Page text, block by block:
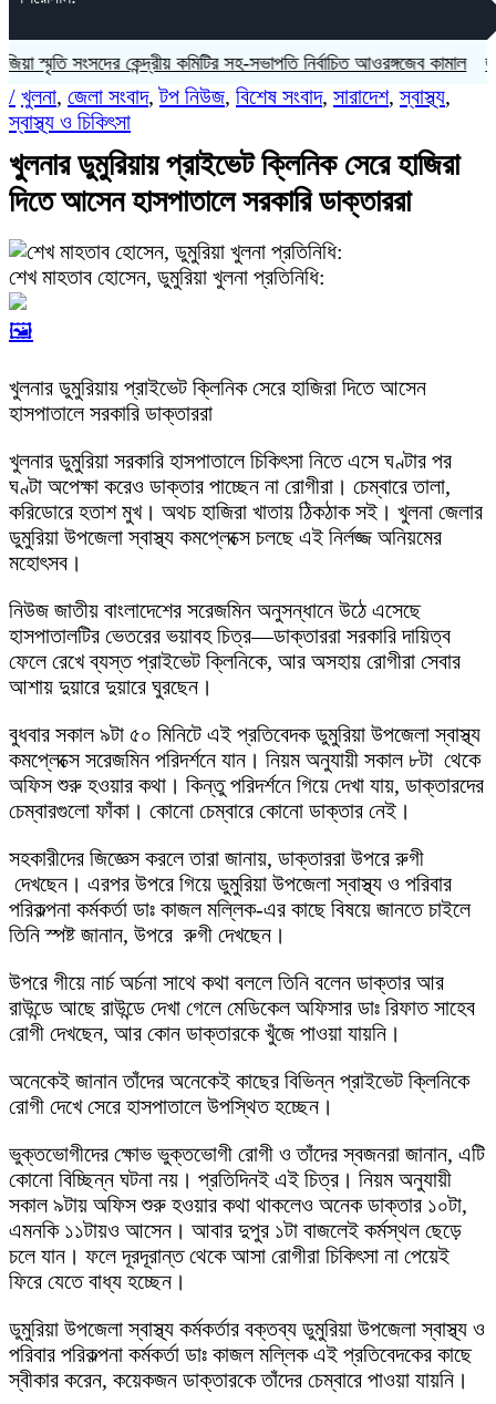
সংসদের কেন্দ্রীয় কমিটির সহ-সভাপতি নির্বাচিত আওরঙ্গজেব কামাল
/ খুলনা, জেলা সংবাদ,টপ নিউজ, বিশেষ সংবাদ, সারাদেশ,স্বাস্থ্য,
স্বাস্থ্য ও চিকিৎসা
খুলনার ডুমুরিয়ায় প্রাইভেট ক্লিনিক সেরে হাজিরা
দিতে আসেন হাসপাতালে সরকারি ডাক্তাররা
শেখ মাহতাব হোসেন, ডুমুরিয়া খুলনা প্রতিনিধি:
🖼️
খুলনার ডুমুরিয়ায় প্রাইভেট ক্লিনিক সেরে হাজিরা দিতে আসেন
হাসপাতালে সরকারি ডাক্তাররা
​খুলনার ডুমুরিয়া সরকারি হাসপাতালে চিকিৎসা নিতে এসে ঘণ্টার পর
ঘণ্টা অপেক্ষা করেও ডাক্তার পাচ্ছেন না রোগীরা। চেম্বারে তালা,
করিডোরে হতাশ মুখ। অথচ হাজিরা খাতায় ঠিকঠাক সই। খুলনা জেলার
ডুমুরিয়া উপজেলা স্বাস্থ্য কমপ্লেক্সে চলছে এই নির্লজ্জ অনিয়মের
মহোৎসব।
নিউজ জাতীয় বাংলাদেশের সরেজমিন অনুসন্ধানে উঠে এসেছে
হাসপাতালটির ভেতরের ভয়াবহ চিত্র—ডাক্তাররা সরকারি দায়িত্ব
ফেলে রেখে ব্যস্ত প্রাইভেট ক্লিনিকে, আর অসহায় রোগীরা সেবার
আশায় দুয়ারে দুয়ারে ঘুরছেন।
​বুধবার সকাল ৯টা ৫০ মিনিটে এই প্রতিবেদক ডুমুরিয়া উপজেলা স্বাস্থ্য
কমপ্লেক্সে সরেজমিন পরিদর্শনে যান। নিয়ম অনুযায়ী সকাল ৮টা থেকে
অফিস শুরু হওয়ার কথা। কিন্তু পরিদর্শনে গিয়ে দেখা যায়, ডাক্তারদের
চেম্বারগুলো ফাঁকা। কোনো চেম্বারে কোনো ডাক্তার নেই।
​সহকারীদের জিজ্ঞেস করলে তারা জানায়, ডাক্তাররা উপরে রুগী
দেখছেন। এরপর উপরে গিয়ে ডুমুরিয়া উপজেলা স্বাস্থ্য ও পরিবার
পরিকল্পনা কর্মকর্তা ডাঃ কাজল মল্লিক-এর কাছে বিষয়ে জানতে চাইলে
তিনি স্পষ্ট জানান, উপরে রুগী দেখছেন।
উপরে গীয়ে নার্চ অর্চনা সাথে কথা বললে তিনি বলেন ডাক্তার আর
রাউন্ডে আছে রাউন্ডে দেখা গেলে মেডিকেল অফিসার ডাঃ রিফাত সাহেব
রোগী দেখছেন, আর কোন ডাক্তারকে খুঁজে পাওয়া যায়নি।
​অনেকেই জানান তাঁদের অনেকেই কাছের বিভিন্ন প্রাইভেট ক্লিনিকে
রোগী দেখে সেরে হাসপাতালে উপস্থিত হচ্ছেন।
​ভুক্তভোগীদের ক্ষোভ ভুক্তভোগী রোগী ও তাঁদের স্বজনরা জানান, এটি
কোনো বিচ্ছিন্ন ঘটনা নয়। প্রতিদিনই এই চিত্র। নিয়ম অনুযায়ী
সকাল ৯টায় অফিস শুরু হওয়ার কথা থাকলেও অনেক ডাক্তার ১০টা,
এমনকি ১১টায়ও আসেন। আবার দুপুর ১টা বাজলেই কর্মস্থল ছেড়ে
চলে যান। ফলে দূরদূরান্ত থেকে আসা রোগীরা চিকিৎসা না পেয়েই
ফিরে যেতে বাধ্য হচ্ছেন।
​ডুমুরিয়া উপজেলা স্বাস্থ্য কর্মকর্তার বক্তব্য ডুমুরিয়া উপজেলা স্বাস্থ্য ও
পরিবার পরিকল্পনা কর্মকর্তা ডাঃ কাজল মল্লিক এই প্রতিবেদকের কাছে
স্বীকার করেন, কয়েকজন ডাক্তারকে তাঁদের চেম্বারে পাওয়া যায়নি।